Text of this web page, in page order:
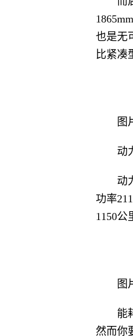
也是无
比紧凑
图
动
动
功率
1150公
图
能
然而你